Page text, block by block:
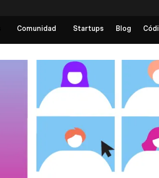
Comunidad Startups Blog